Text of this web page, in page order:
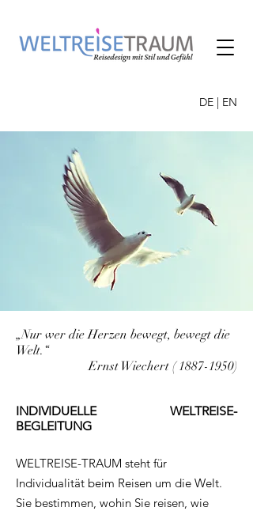
DE | EN
„Nur wer die Herzen bewegt, bewegt die
Welt.“
Ernst Wiechert (1887-1950)
INDIVIDUELLE WELTREISE-
BEGLEITUNG
WELTREISE-TRAUM steht für
Individualität beim Reisen um die Welt.
Sie bestimmen, wohin Sie reisen, wie